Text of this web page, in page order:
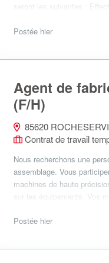
seront les suivantes :
Postée hier
Agent de
(F/H)
85620
Contrat de travail
Nous recherchons une
assemblage. Vous
machines de haute
sur les équipements. Vos
Postée hier